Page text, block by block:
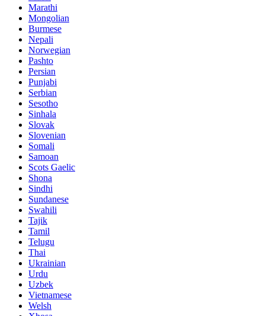
Marathi
Mongolian
Burmese
Nepali
Norwegian
Pashto
Persian
Punjabi
Serbian
Sesotho
Sinhala
Slovak
Slovenian
Somali
Samoan
Scots Gaelic
Shona
Sindhi
Sundanese
Swahili
Tajik
Tamil
Telugu
Thai
Ukrainian
Urdu
Uzbek
Vietnamese
Welsh